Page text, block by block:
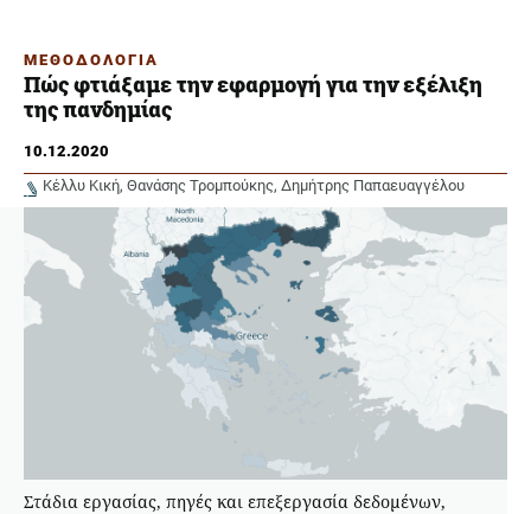
ΜΕΘΟΔΟΛΟΓΙΑ
Πώς φτιάξαμε την εφαρμογή για την εξέλιξη
της πανδημίας
10.12.2020
Κέλλυ Κική Θανάσης Τρομπούκης Δημήτρης Παπαευαγγέλου
Στάδια εργασίας, πηγές και επεξεργασία δεδομένων,